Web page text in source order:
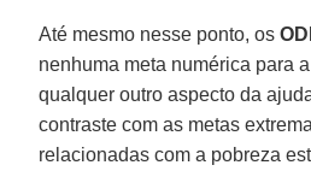
Até mesmo nesse ponto, os
nenhuma meta numérica para
qualquer outro aspecto da
contraste com as metas
relacionadas com a pobreza